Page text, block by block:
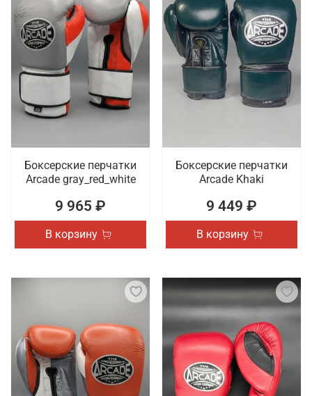
Боксерские перчатки
Arcade gray_red_white
9 965 ₽
В корзину
Боксерские перчатки
Arcade Khaki
9 449 ₽
В корзину